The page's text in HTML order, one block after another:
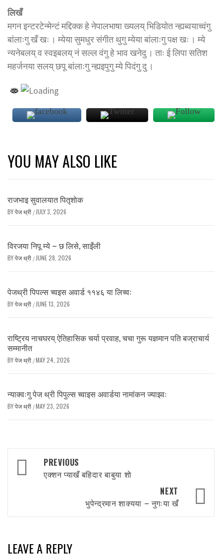
लिखँ
मगन इन्टरटेन्मेन्टं मद्दिक्क हे नेपालभाषा ख्यलय् भिडियोत न्ह्यब्वयाच्वंगु
बांलाःगु खँ खः । म्येया सुमधुर संगीत थुगु म्येया बांलाःगु पक्ष खः । म्ये
न्यनेबलय् व स्वइबलय् नं सल्ल वंगु हे भाव खनेदु । ताः ई लिपा सतिश
महर्जनया सलय् छपू बांलाःगु न्ह्यइपुगु म्ये पिदंगु दु ।
YOU MAY ALSO LIKE
राजभाइ सुवालयात पितृशाेक
BYपेज थ्री / JULY 3, 2026
विरजया निपू म्ये – छ लिसे, साइँली
BYपेज थ्री / JUNE 28, 2026
पेजथ्री पिपल्स च्वइस अवार्ड ११४६ या लिच्वः
BYपेज थ्री / JUNE 13, 2026
राष्ट्रिय नाचघरय् ऐतिहासिक चर्या प्रवाह, चचा गुरू यज्ञमान पति बज्राचार्य
सम्मानीत
BYपेज थ्री /MAY 24, 2026
न्याक्वःगु पेज थ्री पिपुल्स च्वाइस अवार्डया नामांकन ज्याझ्वः
BYपेज थ्री /MAY 23, 2026
Post
navigation
PREVIOUS
एक्शन प्याखँ बहिदार बाबुया शाे
NEXT
भुपेन्द्रमान शाक्यया – नुगःया खँ
LEAVE A REPLY